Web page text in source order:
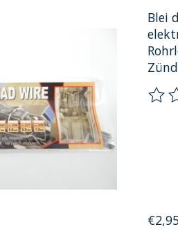
Blei
Die